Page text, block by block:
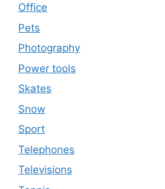
Office
Pets
Photography
Power tools
Skates
Snow
Sport
Telephones
Televisions